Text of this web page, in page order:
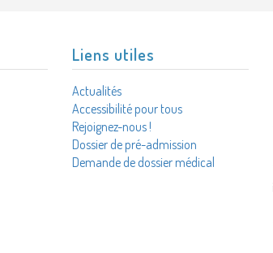
Liens utiles
Actualités
Accessibilité pour tous
Rejoignez-nous !
Dossier de pré-admission
Demande de dossier médical